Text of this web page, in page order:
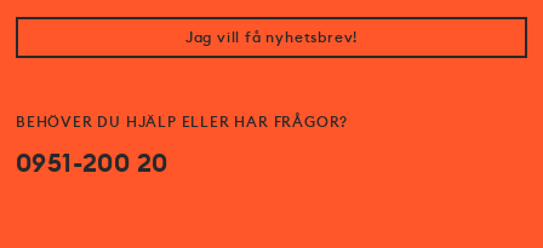
BEHÖVER DU HJÄLP ELLER HAR FRÅGOR?
0951-200 20
Jag vill få nyhetsbrev!